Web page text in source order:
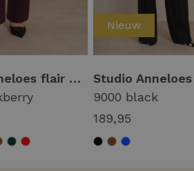
Studio Anneloes flair bonded trousers 94800 Flared 3800 blackberry
Nieuw
9000 black
189,95